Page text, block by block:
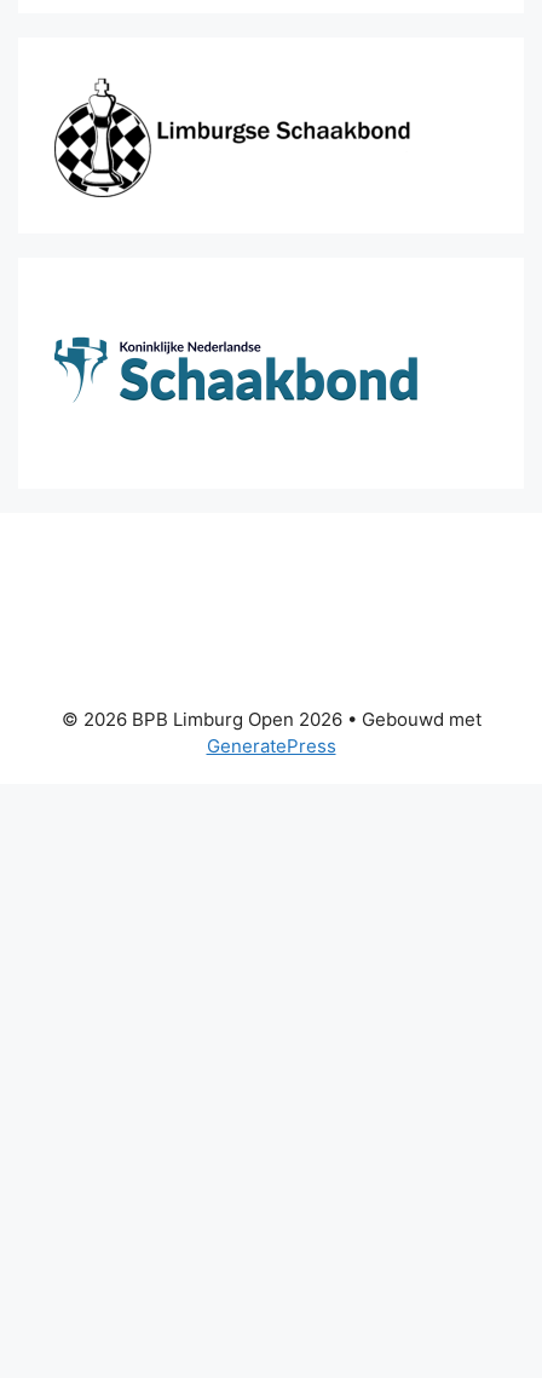
© 2026 BPB Limburg Open 2026• Gebouwd met
GeneratePress